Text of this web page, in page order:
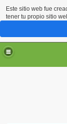
Este sitio web fue
tener tu propio sitio